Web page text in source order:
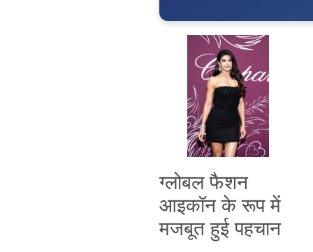
ग्लोबल फैशन
आइकॉन के रूप में
मजबूत हुई पहचान